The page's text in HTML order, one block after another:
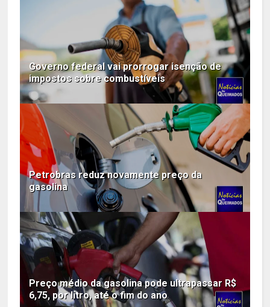
Governo federal vai prorrogar isenção de
impostos sobre combustíveis
Petrobras reduz novamente preço da
gasolina
Preço médio da gasolina pode ultrapassar R$
6,75, por litro, até o fim do ano